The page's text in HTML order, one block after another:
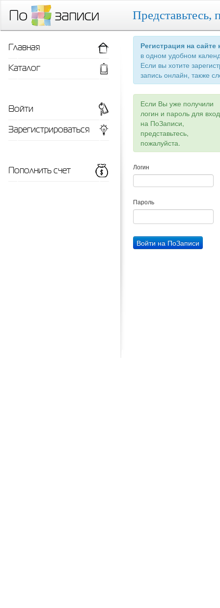
Представьтесь,
Регистрация на
в одном удобном
Если вы хотите
запись онлайн, также
Если Вы уже получили
логин и пароль для
на ПоЗаписи,
представьтесь,
пожалуйста.
Логин
Пароль
Главная
Каталог
Войти
Зарегистрироваться
Пополнить счет